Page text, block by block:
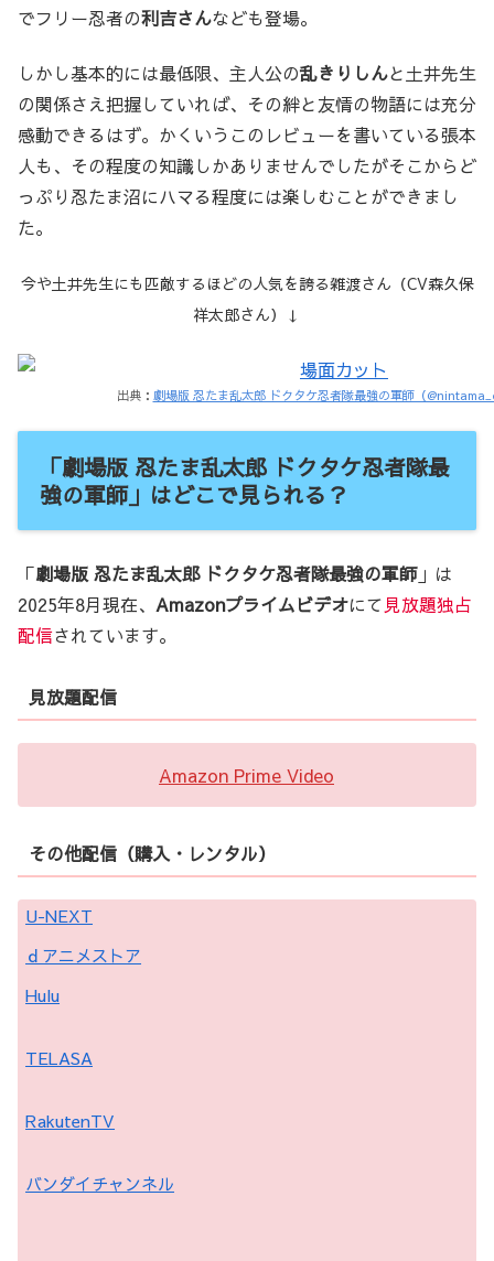
でフリー忍者の利吉さんなども登場。
しかし基本的には最低限、主人公の乱きりしんと土井先生
の関係さえ把握していれば、その絆と友情の物語には充分
感動できるはず。かくいうこのレビューを書いている張本
人も、その程度の知識しかありませんでしたがそこからど
っぷり忍たま沼にハマる程度には楽しむことができまし
た。
今や土井先生にも匹敵するほどの人気を誇る雑渡さん（CV森久保
祥太郎さん） ↓
出典： 劇場版 忍たま乱太郎 ドクタケ忍者隊最強の軍師（
「劇場版 忍たま乱太郎 ドクタケ忍者隊最
強の軍師」はどこで見られる？
「劇場版 忍たま乱太郎 ドクタケ忍者隊最強の軍師」は
2025年8月現在、 Amazonプライムビデオにて 見放題独占
配信されています。
見放題配信
Amazon Prime Video
その他配信（購入・レンタル）
U-NEXT
ｄアニメストア
Hulu
TELASA
RakutenTV
バンダイチャンネル